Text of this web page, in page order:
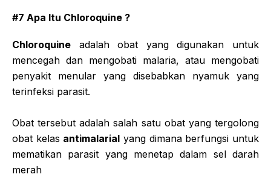
#7 Apa Itu Chloroquine ?
Chloroquine adalah obat yang digunakan untuk
mencegah dan mengobati malaria, atau mengobati
penyakit menular yang disebabkan nyamuk yang
terinfeksi parasit.
Obat tersebut adalah salah satu obat yang tergolong
obat kelas antimalarial yang dimana berfungsi untuk
mematikan parasit yang menetap dalam sel darah
merah